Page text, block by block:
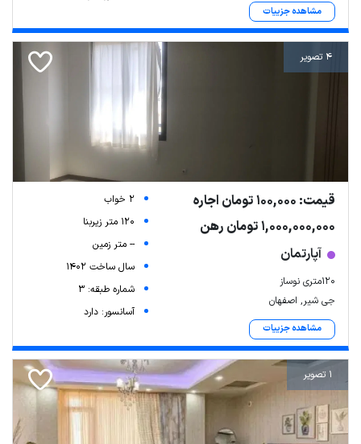
مشاهده جزییات
4 تصویر
قیمت: 100,000 تومان اجاره
1,000,000,000 تومان رهن
آپارتمان
120متری نوساز
جی شیر, اصفهان
مشاهده جزییات
2 خواب
120 متر زیربنا
-- متر زمین
سال ساخت 1402
شماره طبقه: 3
آسانسور: دارد
1 تصویر